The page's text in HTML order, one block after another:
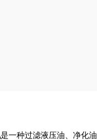
是一种过滤液压油、净化